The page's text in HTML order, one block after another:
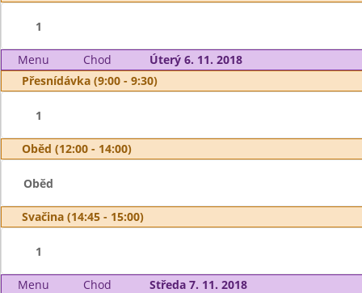
1
Menu Chod
Úterý 6. 11. 2018
Přesnídávka (9:00 - 9:30)
1
Oběd (12:00 - 14:00)
Oběd
Svačina (14:45 - 15:00)
1
Menu Chod
Středa 7. 11. 2018